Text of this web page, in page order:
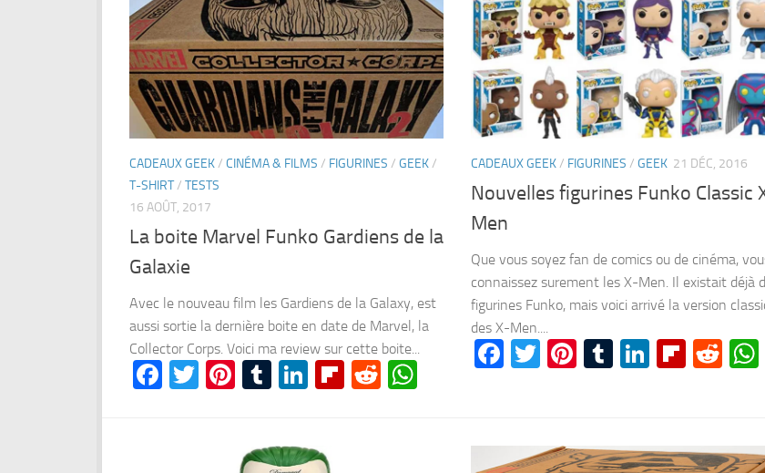
CADEAUX GEEK/ CINÉMA & FILMS / FIGURINES / GEEK/
T-SHIRT/ TESTS
16 AOÛT, 2017
La boite Marvel Funko Gardiens de la
Galaxie
Avec le nouveau film les Gardiens de la Galaxy, est
aussi sortie la dernière boite en date de Marvel, la
Collector Corps. Voici ma review sur cette boite...
Facebook
Twitter
Pinterest
Tumblr
LinkedIn
Flipboard
RedditWhatsApp
CADEAUX GEEK/ FIGURINES / GEEK 21 DÉC, 2016
Nouvelles figurines Funko Classic
Men
Que vous soyez fan de comics ou de cinéma,
connaissez surement les X-Men. Il existait déjà
figurines Funko, mais voici arrivé la version
des X-Men....
Facebook
Twitter
Pinterest
Tumblr
LinkedIn